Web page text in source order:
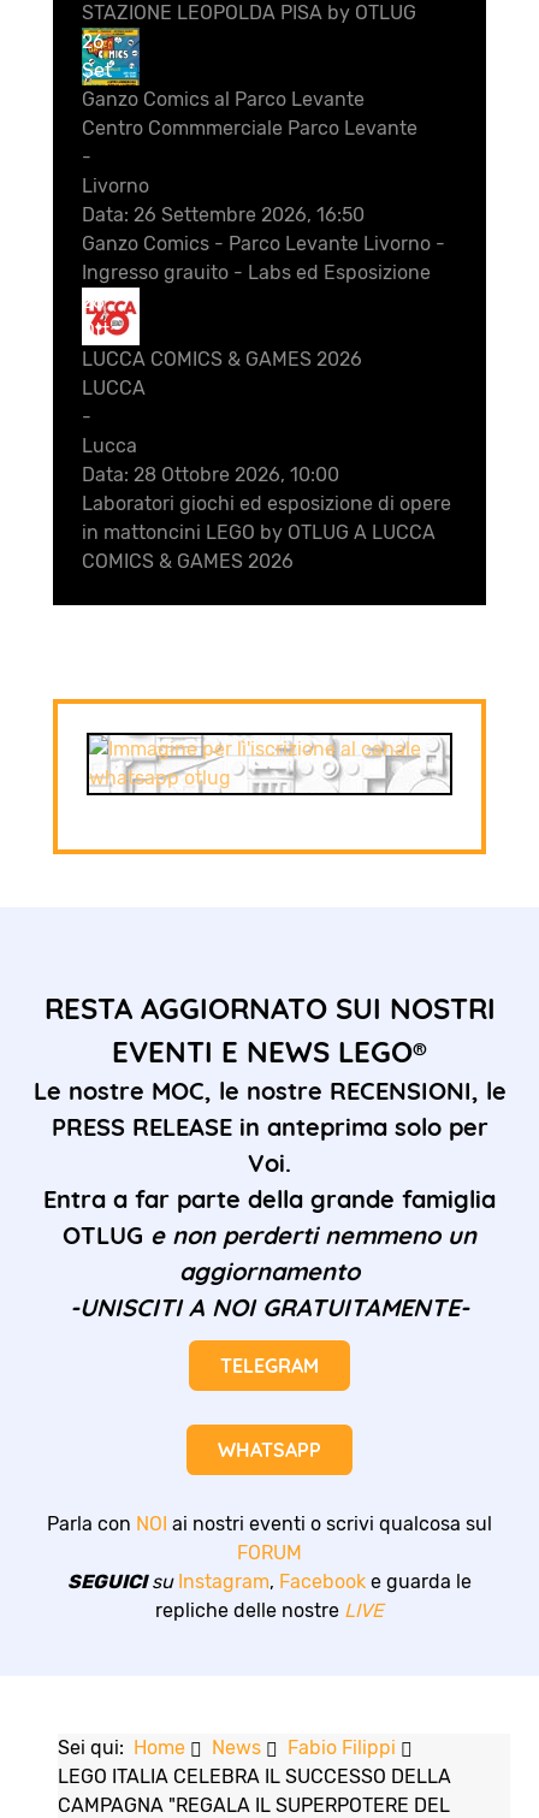
STAZIONE LEOPOLDA PISA by OTLUG
26
Set
Ganzo Comics al Parco Levante
Centro Commmerciale Parco Levante
-
Livorno
Data: 26 Settembre 2026, 16:50
Ganzo Comics - Parco Levante Livorno -
Ingresso grauito - Labs ed Esposizione
28
Ott
LUCCA COMICS & GAMES 2026
LUCCA
-
Lucca
Data: 28 Ottobre 2026, 10:00
Laboratori giochi ed esposizione di opere
in mattoncini LEGO by OTLUG A LUCCA
COMICS & GAMES 2026
RESTA AGGIORNATO SUI NOSTRI
EVENTI E NEWS LEGO®
Le nostre MOC, le nostre RECENSIONI, le
PRESS RELEASE in anteprima solo per
Voi.
Entra a far parte della grande famiglia
OTLUG e non perderti nemmeno un
aggiornamento
-UNISCITI A NOI GRATUITAMENTE-
TELEGRAM
WHATSAPP
Parla con NOI ai nostri eventi o scrivi qualcosa sul
FORUM
SEGUICIsu Instagram, Facebook e guarda le
repliche delle nostre LIVE
Sei qui: Home News
Fabio Filippi
LEGO ITALIA CELEBRA IL SUCCESSO DELLA
CAMPAGNA "REGALA IL SUPERPOTERE DEL